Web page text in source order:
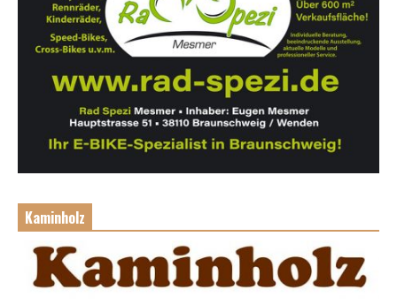
Kaminholz